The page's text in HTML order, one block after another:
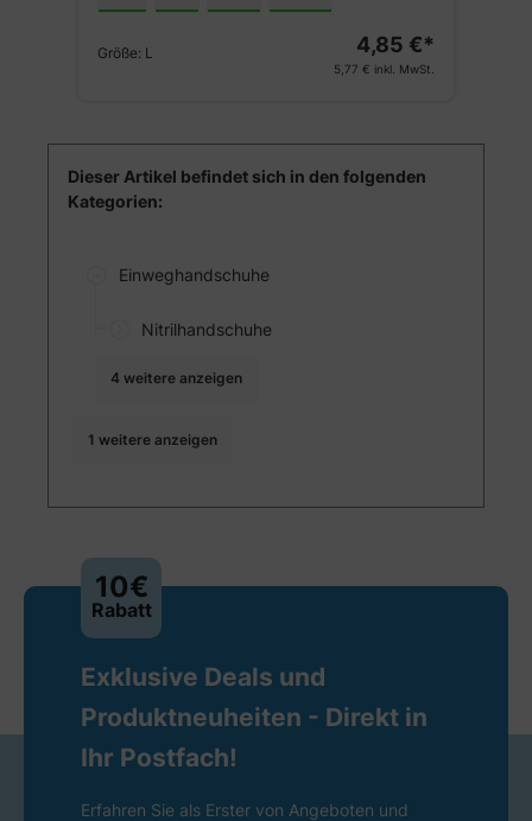
Größe: L 4,85 €*
5,77 € inkl. MwSt.
Dieser Artikel befindet sich in den folgenden
Kategorien:
Einweghandschuhe
Nitrilhandschuhe
4 weitere anzeigen
1 weitere anzeigen
10€
Rabatt
Exklusive Deals und
Produktneuheiten - Direkt in
Ihr Postfach!
Erfahren Sie als Erster von Angeboten und